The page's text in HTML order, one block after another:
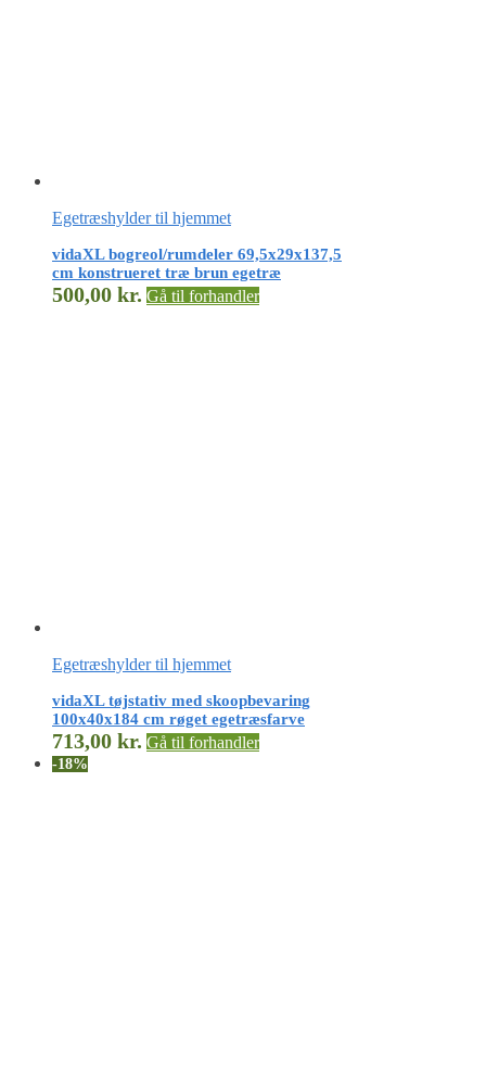
Egetræshylder til hjemmet
vidaXL bogreol/rumdeler 69,5x29x137,5
cm konstrueret træ brun egetræ
500,00 kr. Gå til forhandler
Egetræshylder til hjemmet
vidaXL tøjstativ med skoopbevaring
100x40x184 cm røget egetræsfarve
713,00 kr. Gå til forhandler
-18%